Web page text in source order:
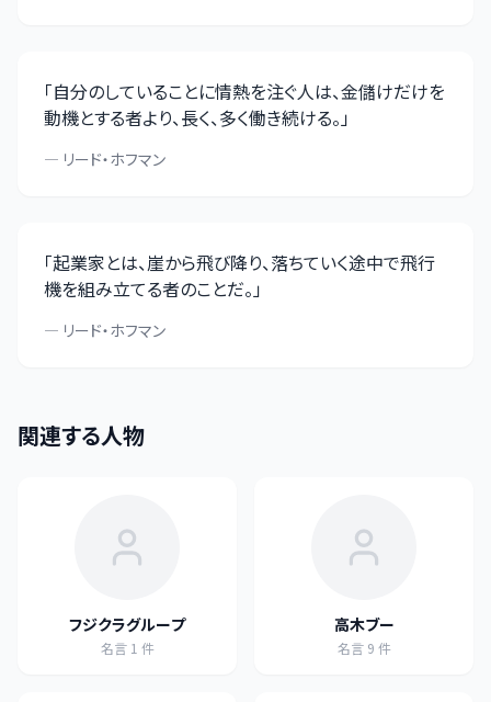
「自分のしていることに情熱を注ぐ人は、金儲けだけを
動機とする者より、長く、多く働き続ける。」
— リード・ホフマン
「起業家とは、崖から飛び降り、落ちていく途中で飛行
機を組み立てる者のことだ。」
— リード・ホフマン
関連する人物
フジクラグループ
名言 1 件
高木ブー
名言 9 件